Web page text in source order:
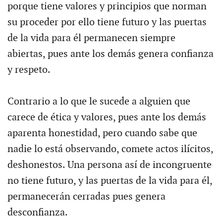
porque tiene valores y principios que norman
su proceder por ello tiene futuro y las puertas
de la vida para él permanecen siempre
abiertas, pues ante los demás genera confianza
y respeto.
Contrario a lo que le sucede a alguien que
carece de ética y valores, pues ante los demás
aparenta honestidad, pero cuando sabe que
nadie lo está observando, comete actos ilícitos,
deshonestos. Una persona así de incongruente
no tiene futuro, y las puertas de la vida para él,
permanecerán cerradas pues genera
desconfianza.